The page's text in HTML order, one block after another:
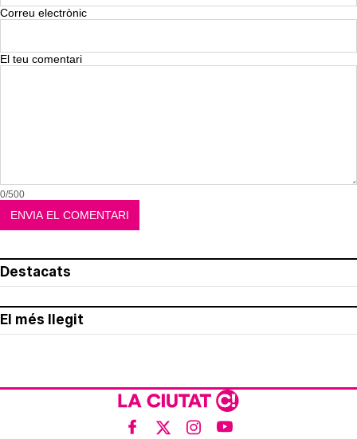
Correu electrònic
El teu comentari
0/500
Destacats
El més llegit